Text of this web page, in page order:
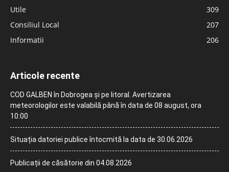
Utile
309
Consiliul Local
207
Informatii
206
Articole recente
COD GALBEN în Dobrogea și pe litoral. Avertizarea
meteorologilor este valabilă până în data de 08 august, ora
10:00
Situația datoriei publice întocmită la data de 30.06.2026
Publicații de căsătorie din 04.08.2026